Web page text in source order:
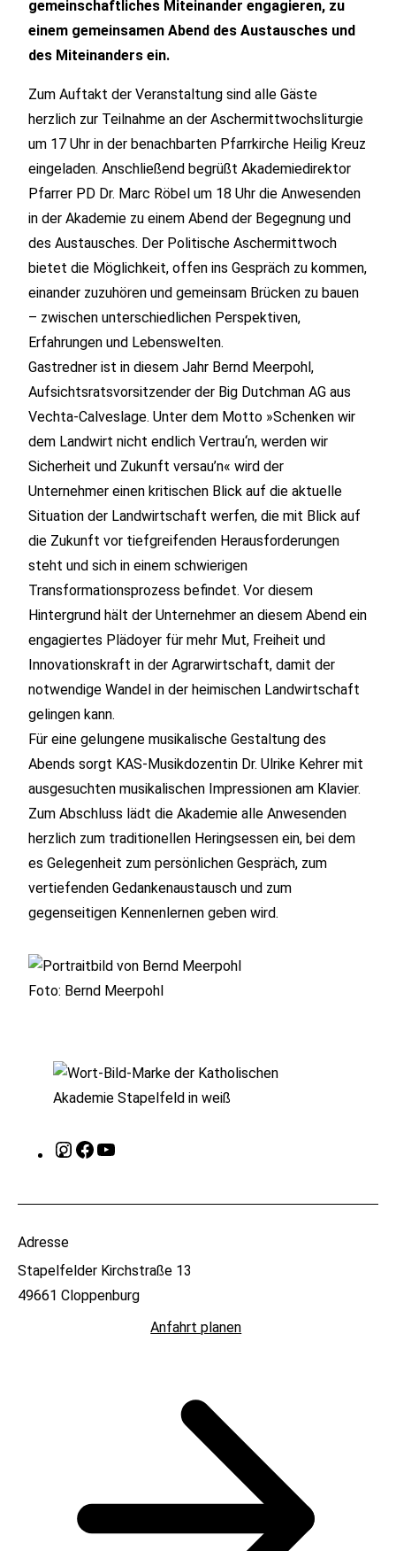
gemeinschaftliches Miteinander engagieren, zu
einem gemeinsamen Abend des Austausches und
des Miteinanders ein.
Zum Auftakt der Veranstaltung sind alle Gäste
herzlich zur Teilnahme an der Aschermittwochsliturgie
um 17 Uhr in der benachbarten Pfarrkirche Heilig Kreuz
eingeladen. Anschließend begrüßt Akademiedirektor
Pfarrer PD Dr. Marc Röbel um 18 Uhr die Anwesenden
in der Akademie zu einem Abend der Begegnung und
des Austausches. Der Politische Aschermittwoch
bietet die Möglichkeit, offen ins Gespräch zu kommen,
einander zuzuhören und gemeinsam Brücken zu bauen
– zwischen unterschiedlichen Perspektiven,
Erfahrungen und Lebenswelten.
Gastredner ist in diesem Jahr Bernd Meerpohl,
Aufsichtsratsvorsitzender der Big Dutchman AG aus
Vechta-Calveslage. Unter dem Motto »Schenken wir
dem Landwirt nicht endlich Vertrau‘n, werden wir
Sicherheit und Zukunft versau’n« wird der
Unternehmer einen kritischen Blick auf die aktuelle
Situation der Landwirtschaft werfen, die mit Blick auf
die Zukunft vor tiefgreifenden Herausforderungen
steht und sich in einem schwierigen
Transformationsprozess befindet. Vor diesem
Hintergrund hält der Unternehmer an diesem Abend ein
engagiertes Plädoyer für mehr Mut, Freiheit und
Innovationskraft in der Agrarwirtschaft, damit der
notwendige Wandel in der heimischen Landwirtschaft
gelingen kann.
Für eine gelungene musikalische Gestaltung des
Abends sorgt KAS-Musikdozentin Dr. Ulrike Kehrer mit
ausgesuchten musikalischen Impressionen am Klavier.
Zum Abschluss lädt die Akademie alle Anwesenden
herzlich zum traditionellen Heringsessen ein, bei dem
es Gelegenheit zum persönlichen Gespräch, zum
vertiefenden Gedankenaustausch und zum
gegenseitigen Kennenlernen geben wird.
Foto: Bernd Meerpohl
Instagram
Facebook
Adresse
Stapelfelder Kirchstraße 13
49661 Cloppenburg
Anfahrt planen